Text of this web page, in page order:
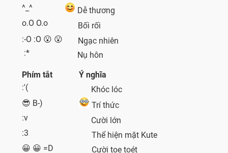
^_^
Dễ thương
o.O O.o
Bối rối
:-O :O 😮 😮
Ngạc nhiên
:*
Nụ hôn
Phím tắt
Ý nghĩa
:'(
Khóc lóc
😎 B-)
Trí thức
:v
Cười lớn
:3
Thể hiện mặt Kute
😀 😀 =D
Cười toe toét